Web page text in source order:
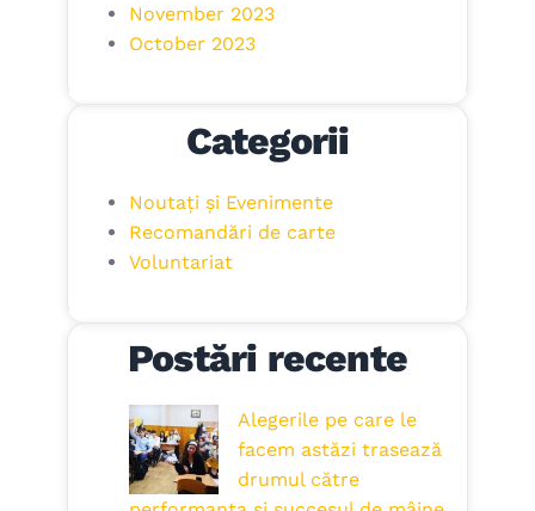
November 2023
October 2023
Categorii
Noutați și Evenimente
Recomandări de carte
Voluntariat
Postări recente
Alegerile pe care le
facem astăzi trasează
drumul către